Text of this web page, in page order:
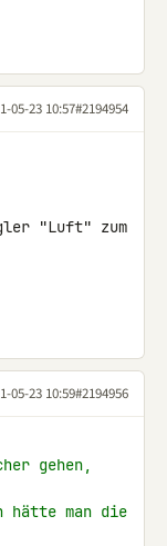
05-23 10:57#2194954
"Luft" zum
05-23 10:59#2194956
gehen,
hätte man die